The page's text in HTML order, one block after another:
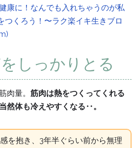
康に！なんでも入れちゃうのが私
つくろう！〜ラク楽イキ生きブロ
しっかりとる
肉量。 筋肉は熱をつくってくれる
然体も冷えやすくなる‥。
を抱き、3年半ぐらい前から無理